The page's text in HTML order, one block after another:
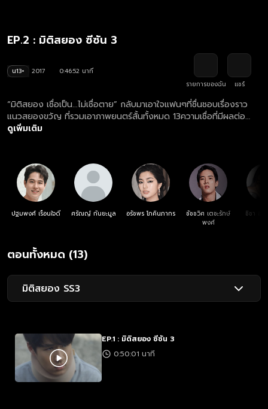
EP.2 : มิติสยอง ซีซัน 3
น13+ 2017
0:46:52 นาที
รายการของฉัน
แชร์
“มิติสยอง เชื่อเป็น...ไม่เชื่อตาย” กลับมาเอาใจแฟนๆที่ชื่นชอบเรื่องราว
แนวสยองขวัญ ที่รวมเอาภาพยนตร์สั้นทั้งหมด 13ความเชื่อที่มีผลต่อ
ความเป็น…ความตายของคุณ กลับมาหลอนประสาทคุณหนักกว่าภาคที่ผ่าน
ดูเพิ่มเติม
ปฐมพงศ์ เรือนใจดี ศรัณญ์ กันยะมูล อรัชพร โภคินภากร
ชัชชวิศ เตชะรักษ์
พงศ์
ชิชา อ
ตอนทั้งหมด (13)
มิติสยอง SS3
EP.1 : มิติสยอง ซีซัน 3
0:50:01 นาที